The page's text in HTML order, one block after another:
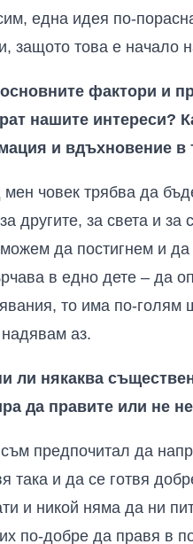
една идея по-
защото това е начало
фактори и
нашите интереси?
и вдъхновение в
човек трябва да
другите, за света и
да постигнем и
в едно дете – да
то има по-голям
надявам аз.
ли някаква
да правите или не
предпочитал да
така и да се готвя
и никой няма да ни
по-добре да правя в